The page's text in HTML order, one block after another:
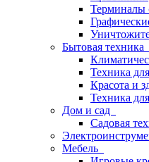
Терминалы
Бытовая техника
Техника
Красота и
Техника
Дом и сад
Садовая
Мебель